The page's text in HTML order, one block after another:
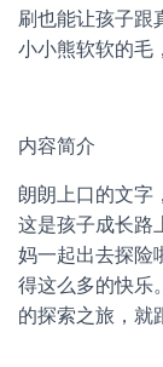
刷也能让孩子跟
小小熊软软的毛
内容简介
朗朗上口的文字
这是孩子成长路
妈一起出去探险
得这么多的快乐
的探索之旅，就